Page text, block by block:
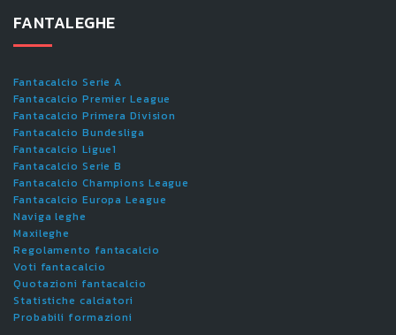
FANTALEGHE
Fantacalcio Serie A
Fantacalcio Premier League
Fantacalcio Primera Division
Fantacalcio Bundesliga
Fantacalcio Ligue1
Fantacalcio Serie B
Fantacalcio Champions League
Fantacalcio Europa League
Naviga leghe
Maxileghe
Regolamento fantacalcio
Voti fantacalcio
Quotazioni fantacalcio
Statistiche calciatori
Probabili formazioni